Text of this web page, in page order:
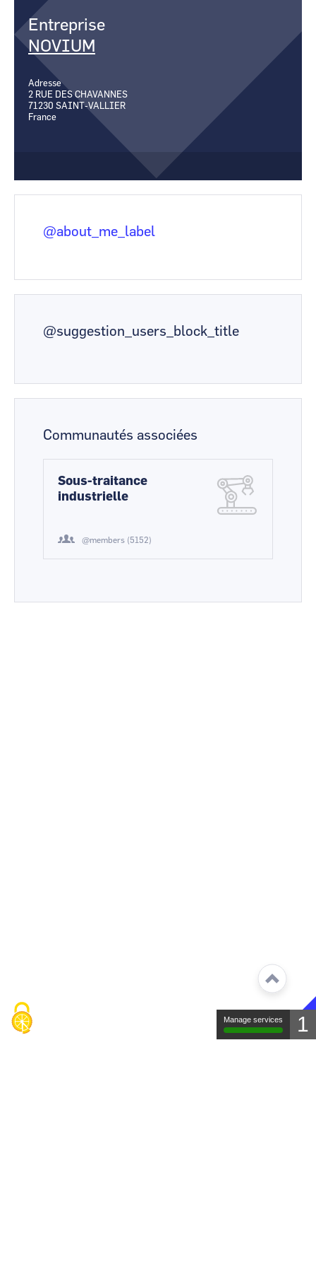
CCI Business
Occitanie
CCI Business
Pays de la Loire
Occitanie
CCI Business
Entreprise
NOVIUM
Adresse
2 RUE DES CHAVANNES
71230 SAINT-VALLIER
France
@about_me_label
@suggestion_users_block_title
Communautés associées
Sous-traitance
industrielle
@members (5152)
Manage services 1